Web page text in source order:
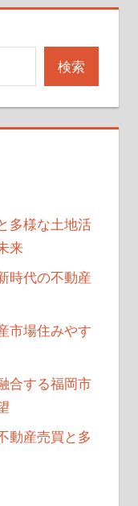
検索
多様な土地活
来
時代の不動産
市場住みやす
合する福岡市
動産売買と多